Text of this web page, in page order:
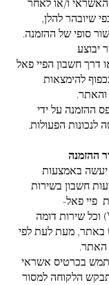
ו/או לאחר
שיובהר להלן,
סופי של ההזמנה.
יבוצע
דרך חשבון הפיי פאל
להימצאות
ההזמנה על ידי
לנכונות הפעולות.
ההזמנה
יעשה באמצעות
חשבון בשירות
פיי פאל-
) וכל שירות דומה
באתר, מעת לעת לפי
האתר.
בכרטיס אשראי
הלקוחה למסור